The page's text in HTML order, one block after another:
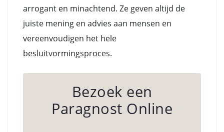
arrogant en minachtend. Ze geven altijd de
juiste mening en advies aan mensen en
vereenvoudigen het hele
besluitvormingsproces.
Bezoek een
Paragnost Online